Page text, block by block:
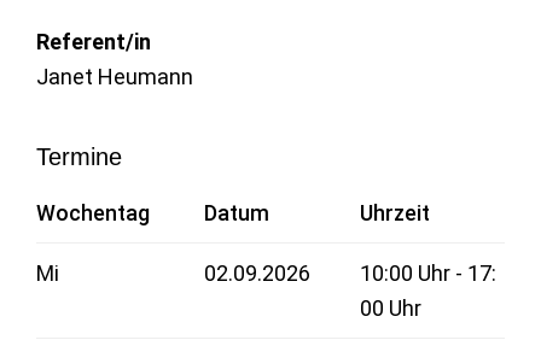
Referent/in
Janet Heumann
Termine
Wochentag Datum Uhrzeit
Mi 02.09.2026
10:00 Uhr - 17:
00 Uhr